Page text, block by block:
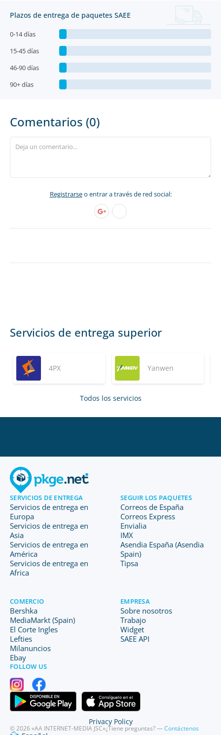
Plazos de entrega de paquetes SAEE
0-14 días
15-45 días
46-90 días
90+ días
Comentarios (0)
Registrarseo entrar a través de red social:
Servicios de entrega superior
4PX Yanwen
Todos los servicios
SERVICIOS DE ENTREGA
Servicios de entrega en
Europa
Servicios de entrega en
Asia
Servicios de entrega en
América
Servicios de entrega en
Africa
SEGUIR LOS PAQUETES
Correos de España
Correos Express
Envialia
IMX
Asendia España (Asendia
Spain)
Tipsa
COMERCIO
Bershka
MediaMarkt (Spain)
El Corte Ingles
Lefties
Milanuncios
Ebay
EMPRESA
Sobre nosotros
Trabajo
Widget
SAEE API
FOLLOW US
© 2026 «AA INTERNET-MEDIA JSC»¿Tiene preguntas? —Contáctenos
Privacy Policy